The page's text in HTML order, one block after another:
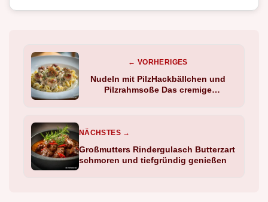
← VORHERIGES
Nudeln mit PilzHackbällchen und
Pilzrahmsoße Das cremige
NÄCHSTES →
Großmutters Rindergulasch Butterzart
schmoren und tiefgründig genießen